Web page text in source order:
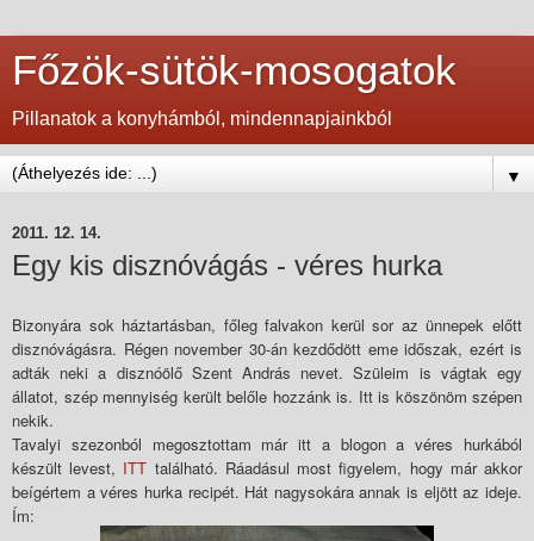
Főzök-sütök-mosogatok
Pillanatok a konyhámból, mindennapjainkból
▼
2011. 12. 14.
Egy kis disznóvágás - véres hurka
Bizonyára sok háztartásban, főleg falvakon kerül sor az ünnepek előtt
disznóvágásra. Régen november 30-án kezdődött eme időszak, ezért is
adták neki a disznóölő Szent András nevet. Szüleim is vágtak egy
állatot, szép mennyiség került belőle hozzánk is. Itt is köszönöm szépen
nekik.
Tavalyi szezonból megosztottam már itt a blogon a véres hurkából
készült levest, ITT található. Ráadásul most figyelem, hogy már akkor
beígértem a véres hurka recipét. Hát nagysokára annak is eljött az ideje.
Ím: